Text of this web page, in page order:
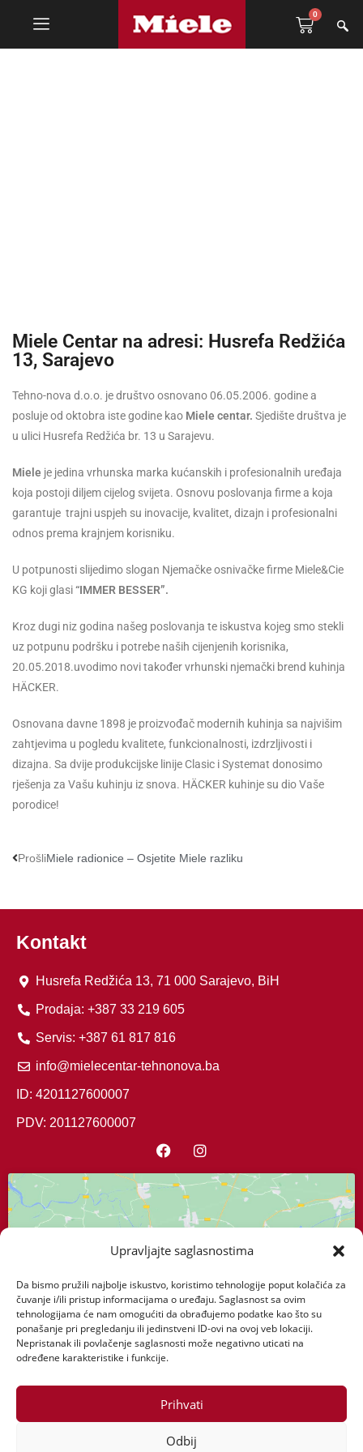
Upravljajte saglasnostima
Da bismo pružili najbolje iskustvo, koristimo tehnologije poput kolačića za
čuvanje i/ili pristup informacijama o uređaju. Saglasnost sa ovim
tehnologijama će nam omogućiti da obrađujemo podatke kao što su
ponašanje pri pregledanju ili jedinstveni ID-ovi na ovoj veb lokaciji.
Nepristanak ili povlačenje saglasnosti može negativno uticati na
određene karakteristike i funkcije.
Prihvati
Odbij
0
Miele Centar na adresi: Husrefa Redžića
13, Sarajevo
Tehno-nova d.o.o. je društvo osnovano 06.05.2006. godine a
posluje od oktobra iste godine kao Miele centar. Sjedište društva je
u ulici Husrefa Redžića br. 13 u Sarajevu.
Miele je jedina vrhunska marka kućanskih i profesionalnih uređaja
koja postoji diljem cijelog svijeta. Osnovu poslovanja firme a koja
garantuje trajni uspjeh su inovacije, kvalitet, dizajn i profesionalni
odnos prema krajnjem korisniku.
U potpunosti slijedimo slogan Njemačke osnivačke firme Miele&Cie
KG koji glasi“IMMER BESSER”.
Kroz dugi niz godina našeg poslovanja te iskustva kojeg smo stekli
uz potpunu podršku i potrebe naših cijenjenih korisnika,
20.05.2018.uvodimo novi također vrhunski njemački brend kuhinja
HÄCKER.
Osnovana davne 1898 je proizvođač modernih kuhinja sa najvišim
zahtjevima u pogledu kvalitete, funkcionalnosti, izdrzljivosti i
dizajna. Sa dvije produkcijske linije Clasic i Systemat donosimo
rješenja za Vašu kuhinju iz snova. HÄCKER kuhinje su dio Vaše
porodice!
ProšliMiele radionice – Osjetite Miele razliku
Kliknite da biste prihvatili marketing
kolačiće i omogućili ovaj sadržaj
Kontakt
Husrefa Redžića 13, 71 000 Sarajevo, BiH
Prodaja: +387 33 219 605
Servis: +387 61 817 816
info@mielecentar-tehnonova.ba
ID: 4201127600007
PDV: 201127600007